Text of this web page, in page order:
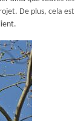
De plus, cela est